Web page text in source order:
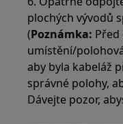
plochých vývodů
(Poznámka:
umístění/
aby byla kabeláž
správné polohy,
Dávejte pozor,